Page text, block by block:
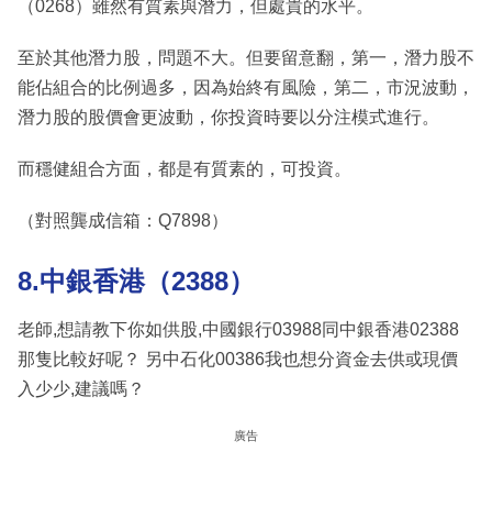
（0268）雖然有質素與潛力，但處貴的水平。
至於其他潛力股，問題不大。但要留意翻，第一，潛力股不
能佔組合的比例過多，因為始終有風險，第二，市況波動，
潛力股的股價會更波動，你投資時要以分注模式進行。
而穩健組合方面，都是有質素的，可投資。
（對照龔成信箱：Q7898）
8.中銀香港（2388）
老師,想請教下你如供股,中國銀行03988同中銀香港02388
那隻比較好呢？ 另中石化00386我也想分資金去供或現價
入少少,建議嗎？
廣告